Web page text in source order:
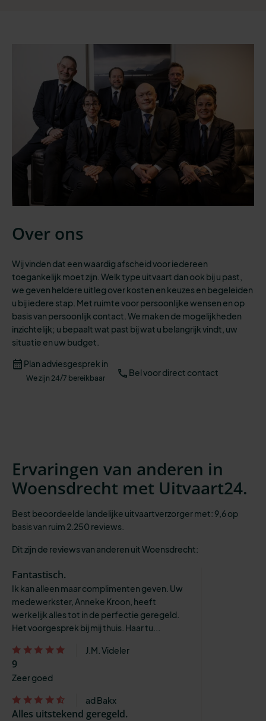
Over ons
Wij vinden dat een waardig afscheid voor iedereen
toegankelijk moet zijn. Welk type uitvaart dan ook bij u past,
we geven heldere uitleg over kosten en keuzes en begeleiden
u bij iedere stap. Met ruimte voor persoonlijke wensen en op
basis van persoonlijk contact. We maken de mogelijkheden
inzichtelijk; u bepaalt wat past bij wat u belangrijk vindt, uw
situatie en uw budget.
Plan adviesgesprek in
We zijn 24/7 bereikbaar Bel voor direct contact
Ervaringen van anderen in
Woensdrecht met Uitvaart24.
Best beoordeelde landelijke uitvaartverzorger met: 9,6 op
basis van ruim 2.250 reviews.
Dit zijn de reviews van anderen uit Woensdrecht:
Fantastisch.
Ik kan alleen maar complimenten geven. Uw
medewerkster, Anneke Kroon, heeft
werkelijk alles tot in de perfectie geregeld.
Het voorgesprek bij mij thuis. Haar tu...
J.M. Videler
9
Zeer goed
ad Bakx
Alles uitstekend geregeld.